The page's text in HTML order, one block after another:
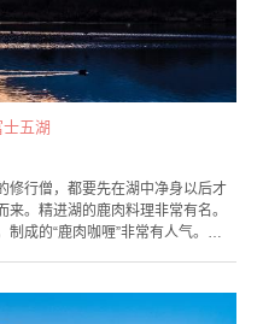
士五湖
修行僧，都要先在湖中净身以后才
。精进湖的鹿肉料理非常有名。
成的“鹿肉咖喱”非常有人气。精